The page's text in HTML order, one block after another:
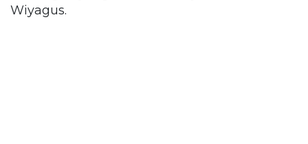
Wiyagus.